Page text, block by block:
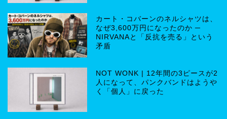
カート・コバーンのネルシャツは、
なぜ3,600万円になったのか ─
NIRVANAと「反抗を売る」という
矛盾
NOT WONK | 12年間の3ピースが2
人になって、パンクバンドはようや
く「個人」に戻った